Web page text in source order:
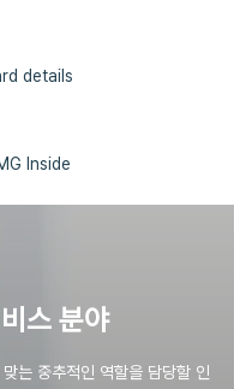
details
Inside
스 분야
는 중추적인 역할을 담당할 인